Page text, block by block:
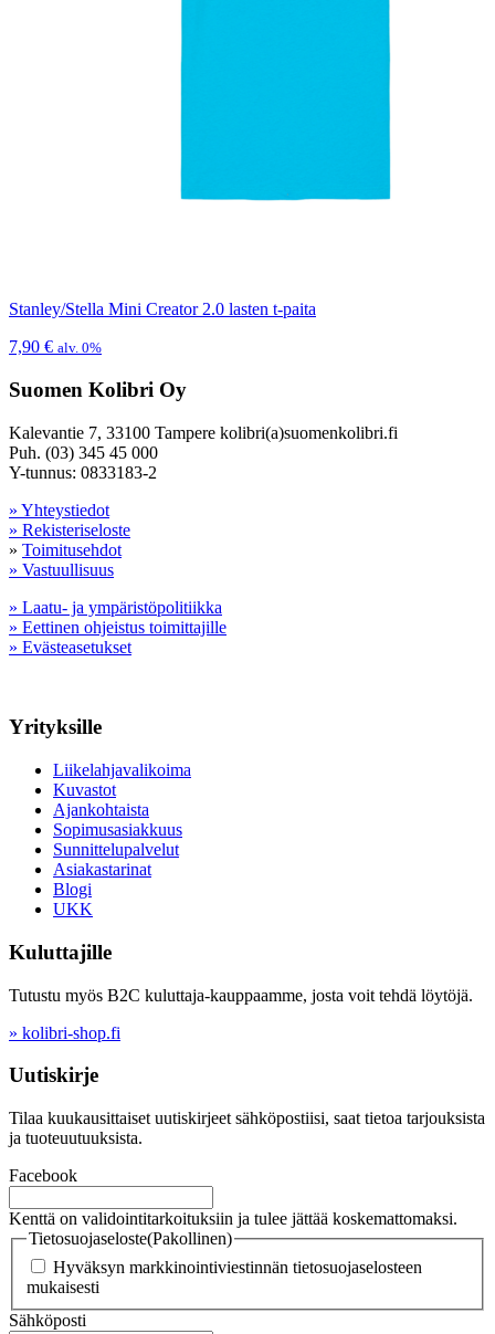
Stanley/Stella Mini Creator 2.0 lasten t-paita
7,90 € alv. 0%
Suomen Kolibri Oy
Kalevantie 7, 33100 Tampere kolibri(a)suomenkolibri.fi
Puh. (03) 345 45 000
Y-tunnus: 0833183-2
» Yhteystiedot
» Rekisteriseloste
» Toimitusehdot
» Vastuullisuus
» Laatu- ja ympäristöpolitiikka
» Eettinen ohjeistus toimittajille
» Evästeasetukset
Yrityksille
Liikelahjavalikoima
Kuvastot
Ajankohtaista
Sopimusasiakkuus
Sunnittelupalvelut
Asiakastarinat
Blogi
UKK
Kuluttajille
Tutustu myös B2C kuluttaja-kauppaamme, josta voit tehdä löytöjä.
» kolibri-shop.fi
Uutiskirje
Tilaa kuukausittaiset uutiskirjeet sähköpostiisi, saat tietoa tarjouksista
ja tuoteuutuuksista.
Facebook
Kenttä on validointitarkoituksiin ja tulee jättää koskemattomaksi.
Tietosuojaseloste(Pakollinen)
Hyväksyn markkinointiviestinnän tietosuojaselosteen
mukaisesti
Sähköposti